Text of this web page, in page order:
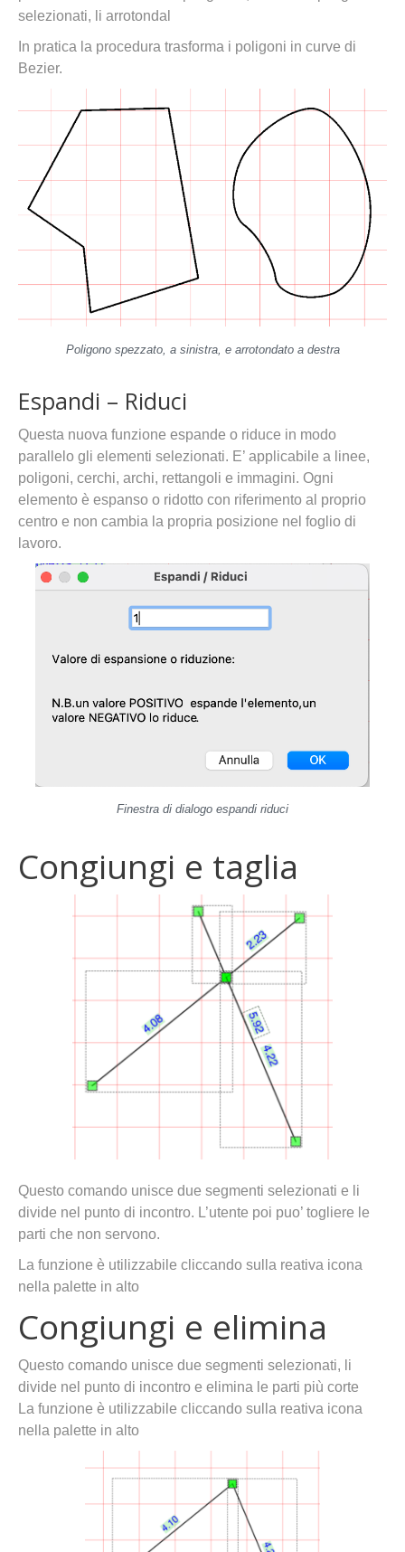
selezionati, li arrotondal
In pratica la procedura trasforma i poligoni in curve di
Bezier.
Poligono spezzato, a sinistra, e arrotondato a destra
Espandi – Riduci
Questa nuova funzione espande o riduce in modo
parallelo gli elementi selezionati. E’ applicabile a linee,
poligoni, cerchi, archi, rettangoli e immagini. Ogni
elemento è espanso o ridotto con riferimento al proprio
centro e non cambia la propria posizione nel foglio di
lavoro.
Finestra di dialogo espandi riduci
Congiungi e taglia
Questo comando unisce due segmenti selezionati e li
divide nel punto di incontro. L’utente poi puo’ togliere le
parti che non servono.
La funzione è utilizzabile cliccando sulla reativa icona
nella palette in alto
Congiungi e elimina
Questo comando unisce due segmenti selezionati, li
divide nel punto di incontro e elimina le parti più corte
La funzione è utilizzabile cliccando sulla reativa icona
nella palette in alto